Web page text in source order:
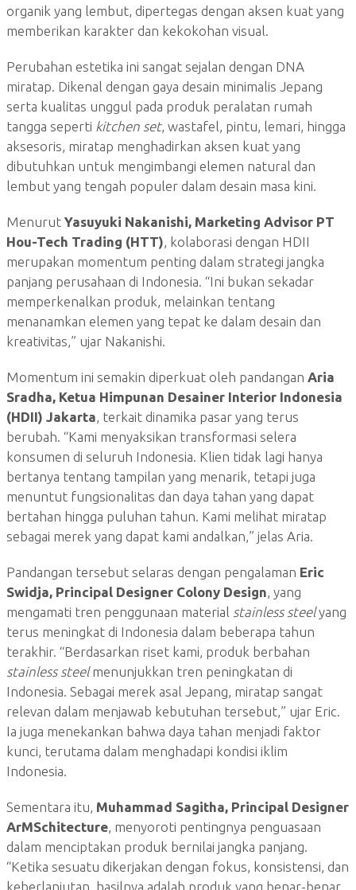
organik yang lembut, dipertegas dengan aksen kuat yang
memberikan karakter dan kekokohan visual.
Perubahan estetika ini sangat sejalan dengan DNA
miratap. Dikenal dengan gaya desain minimalis Jepang
serta kualitas unggul pada produk peralatan rumah
tangga seperti kitchen set, wastafel, pintu, lemari, hingga
aksesoris, miratap menghadirkan aksen kuat yang
dibutuhkan untuk mengimbangi elemen natural dan
lembut yang tengah populer dalam desain masa kini.
Menurut Yasuyuki Nakanishi, Marketing Advisor PT
Hou-Tech Trading (HTT), kolaborasi dengan HDII
merupakan momentum penting dalam strategi jangka
panjang perusahaan di Indonesia. “Ini bukan sekadar
memperkenalkan produk, melainkan tentang
menanamkan elemen yang tepat ke dalam desain dan
kreativitas,” ujar Nakanishi.
Momentum ini semakin diperkuat oleh pandangan Aria
Sradha, Ketua Himpunan Desainer Interior Indonesia
(HDII) Jakarta, terkait dinamika pasar yang terus
berubah. “Kami menyaksikan transformasi selera
konsumen di seluruh Indonesia. Klien tidak lagi hanya
bertanya tentang tampilan yang menarik, tetapi juga
menuntut fungsionalitas dan daya tahan yang dapat
bertahan hingga puluhan tahun. Kami melihat miratap
sebagai merek yang dapat kami andalkan,” jelas Aria.
Pandangan tersebut selaras dengan pengalaman Eric
Swidja, Principal Designer Colony Design, yang
mengamati tren penggunaan material stainless steelyang
terus meningkat di Indonesia dalam beberapa tahun
terakhir. “Berdasarkan riset kami, produk berbahan
stainless steelmenunjukkan tren peningkatan di
Indonesia. Sebagai merek asal Jepang, miratap sangat
relevan dalam menjawab kebutuhan tersebut,” ujar Eric.
Ia juga menekankan bahwa daya tahan menjadi faktor
kunci, terutama dalam menghadapi kondisi iklim
Indonesia.
Sementara itu, Muhammad Sagitha, Principal Designer
ArMSchitecture, menyoroti pentingnya penguasaan
dalam menciptakan produk bernilai jangka panjang.
“Ketika sesuatu dikerjakan dengan fokus, konsistensi, dan
keberlanjutan, hasilnya adalah produk yang benar-benar